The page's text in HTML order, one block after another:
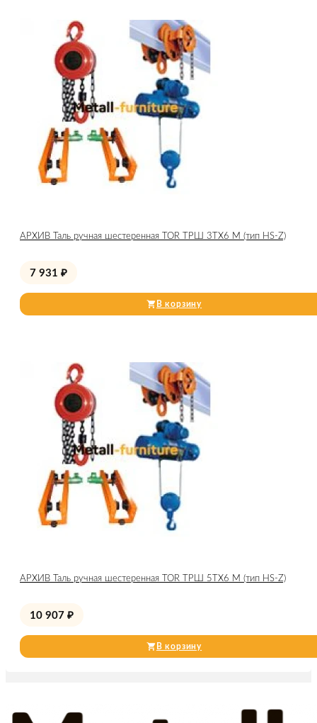
АРХИВ Таль ручная шестеренная TOR ТРШ 3ТХ6 М (тип HS-Z)
7 931 ₽
В корзину
АРХИВ Таль ручная шестеренная TOR ТРШ 5ТХ6 М (тип HS-Z)
10 907 ₽
В корзину